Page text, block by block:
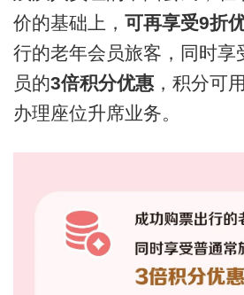
价的基础上， 可再享受9折
行的老年会员旅客，同时享
员的3倍积分优惠，积分可
办理座位升席业务。